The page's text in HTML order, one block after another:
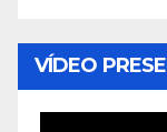
VÍDEO